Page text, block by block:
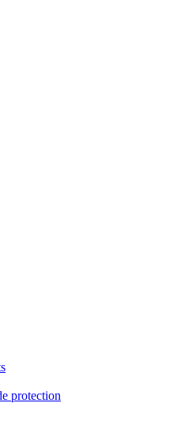
protection